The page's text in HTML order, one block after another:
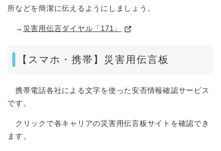
所などを簡潔に伝えるようにしましょう。
→ 災害用伝言ダイヤル「171」
【スマホ・携帯】災害用伝言板
携帯電話各社による文字を使った安否情報確認サービス
です。
クリックで各キャリアの災害用伝言板サイトを確認でき
ます。